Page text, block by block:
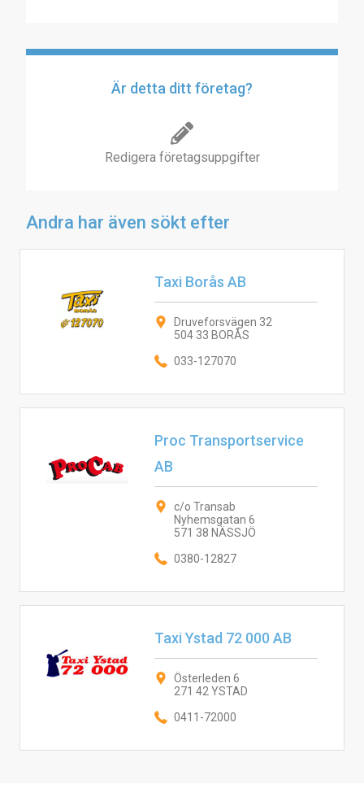
Är detta ditt företag?
Redigera företagsuppgifter
Andra har även sökt efter
Taxi Borås AB
Druveforsvägen 32
504 33 BORÅS
033-127070
Proc Transportservice
AB
c/o Transab
Nyhemsgatan 6
571 38 NÄSSJÖ
0380-12827
Taxi Ystad 72 000 AB
Österleden 6
271 42 YSTAD
0411-72000